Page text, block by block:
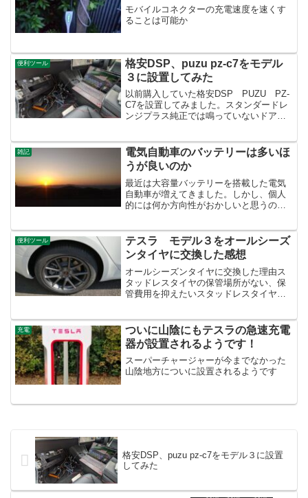
モバイルコネクターの充電速度を速くす
ることは可能か
便利ツール
格安DSP、puzu pz-c7をモデル
３に設置してみた
以前購入していた格安DSP PUZU PZ-
C7を設置してみました。スタンダードレ
ンジプラス純正では鳴っていないドアの
PZ-C7トヨタ用のハーネスを注文したの
です...
雑記
電気自動車のバッテリーは多いほ
うが良いのか
最近は大容量バッテリーを搭載した電気
自動車が増えてきました。しかし、個人
的には何か方向性がおかしいと思うので
で、車両の価格が高くなります。庶民に
手が届かないのでは、脱炭...
便利ツール
テスラ モデル３をオールシーズ
ンタイヤに交換した感想
オールシーズンタイヤに交換した理由ス
タッドレスタイヤの保管場所がない、保
管費用を抑えたいスタッドレスタイヤに
乗り心地重視アパート暮らしなのでスタ
ッドレスタイヤを保管する...
充電
ついに山陰にもテスラの急速充電
器が設置されるようです！
スーパーチャージャーが今までなかった
山陰地方についに設置されるようです
格安DSP、puzu pz-c7をモデル３に設置
してみた